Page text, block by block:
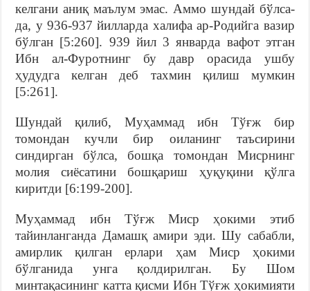
келгани аниқ маълум эмас. Аммо шундай бўлса-
да, у 936-937 йилларда халифа ар-Родийга вазир
бўлган [5:260]. 939 йил 3 январда вафот этган
Ибн ал-Фуротнинг бу давр орасида ушбу
ҳудудга келган деб тахмин қилиш мумкин
[5:261].
Шундай қилиб, Муҳаммад ибн Тўғж бир
томондан кучли бир оиланинг таъсирини
синдирган бўлса, бошқа томондан Мисрнинг
молия сиёсатини бошқариш ҳуқуқини қўлга
киритди [6:199-200].
Муҳаммад ибн Тўғж Миср ҳокими этиб
тайинланганда Дамашқ амири эди. Шу сабабли,
амирлик қилган ерлари ҳам Миср ҳокими
бўлганида унга қолдирилган. Бу Шом
минтақасининг катта қисми Ибн Тўғж ҳокимияти